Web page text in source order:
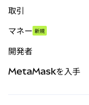
取引
パーペチュアル
RWA
マネー 新規
開発者
MetaMaskを入手